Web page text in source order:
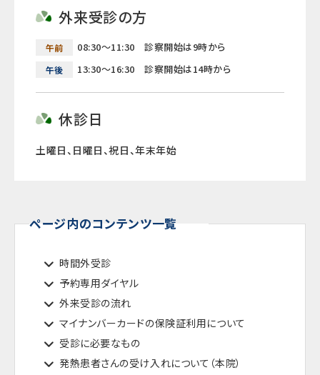
外来受診の方
午前 08:30～11:30 診察開始は9時から
午後 13:30～16:30 診察開始は14時から
休診日
土曜日、日曜日、祝日、年末年始
ページ内のコンテンツ一覧
時間外受診
予約専用ダイヤル
外来受診の流れ
マイナンバーカードの保険証利用について
受診に必要なもの
発熱患者さんの受け入れについて（本院）